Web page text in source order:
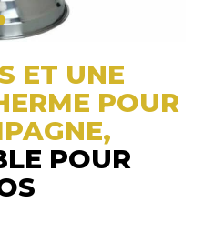
ET UNE
POUR
POUR